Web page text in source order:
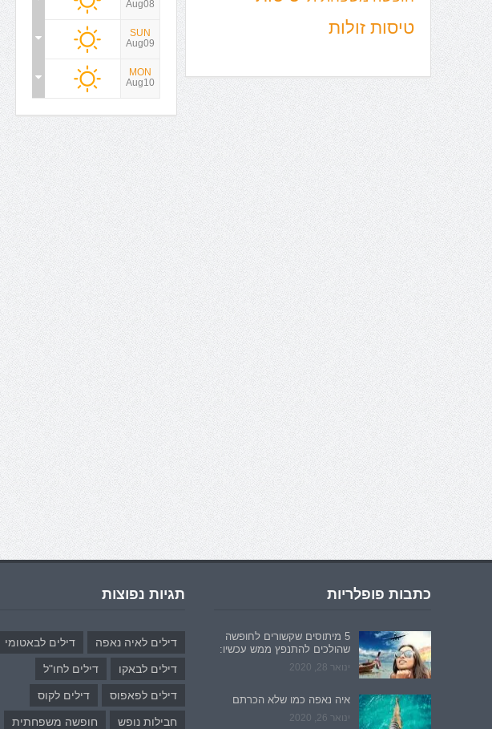
Aug08
SUN
Aug09
MON
Aug10
טיסות זולות
כתבות פופלריות
5 מיתוסים שקשורים לחופשה
שהולכים להתנפץ ממש עכשיו:
ינואר 28, 2020
איה נאפה כמו שלא הכרתם
ינואר 26, 2020
תגיות נפוצות
דילים לאיה נאפה דילים לבאטומי
דילים לבאקו דילים לחו"ל
דילים לפאפוס דילים לקוס
חבילות נופש חופשה משפחתית